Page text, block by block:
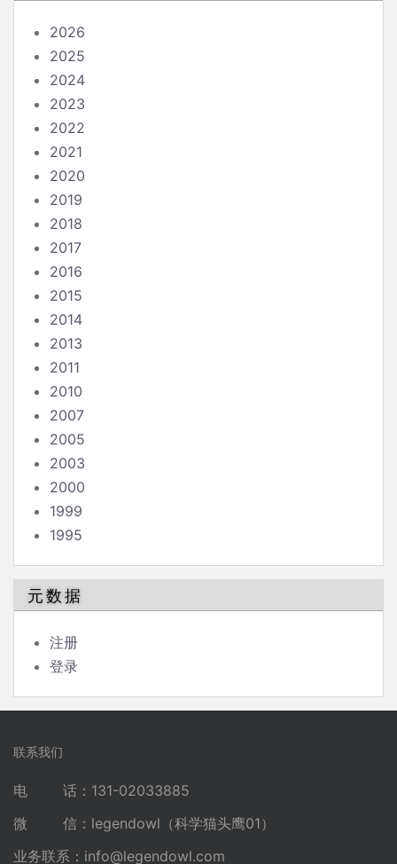
2026
2025
2024
2023
2022
2021
2020
2019
2018
2017
2016
2015
2014
2013
2011
2010
2007
2005
2003
2000
1999
1995
元数据
注册
登录
联系我们
电 话：131-02033885
微 信：legendowl（科学猫头鹰01）
业务联系： info@legendowl.com